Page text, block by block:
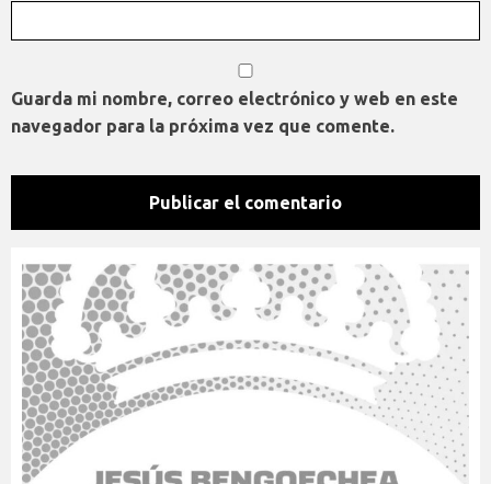
Guarda mi nombre, correo electrónico y web en este
navegador para la próxima vez que comente.